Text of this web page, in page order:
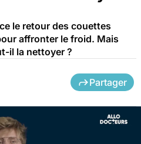
le retour des couettes
affronter le froid. Mais
il la nettoyer ?
Partager